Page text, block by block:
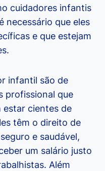
cuidadores infantis
necessário que eles
e que estejam
infantil são de
profissional que
estar cientes de
têm o direito de
e saudável,
um salário justo
Além